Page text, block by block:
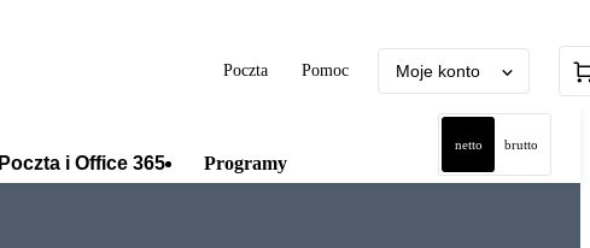
Poczta Pomoc Moje konto
Poczta i Office 365 Programy
netto brutto